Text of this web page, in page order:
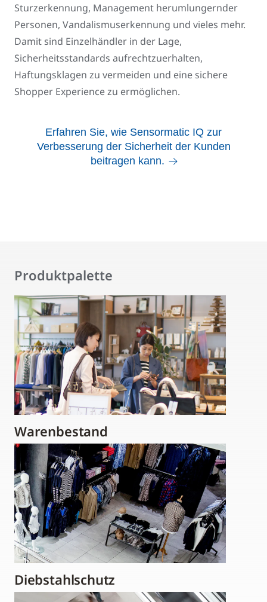
Sturzerkennung, Management herumlungernder
Personen, Vandalismuserkennung und vieles mehr.
Damit sind Einzelhändler in der Lage,
Sicherheitsstandards aufrechtzuerhalten,
Haftungsklagen zu vermeiden und eine sichere
Shopper Experience zu ermöglichen.
Erfahren Sie, wie Sensormatic IQ zur
Verbesserung der Sicherheit der Kunden
beitragen kann.
Produktpalette
Warenbestand
Diebstahlschutz